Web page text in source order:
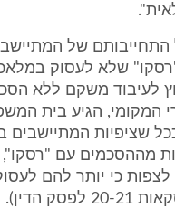
של
שלא לעסוק
לעיבוד משקם ללא
המקומי, הגיע בית
שציפיות המתיישבים
מההסכמים עם "רסקו",
לצפות כי יותר להם
הדין).